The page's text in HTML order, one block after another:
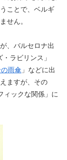
ことで、ベルギ
せん。
、バルセロナ出
ラビリンス」
雨傘 」などに出
ますが、その
ィックな関係」に